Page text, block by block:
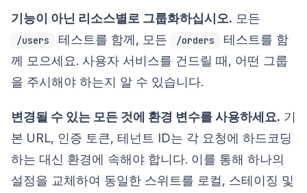
기능이 아닌 리소스별로 그룹화하십시오. 모든
/users 테스트를 함께, 모든 /orders
테스트를 함
께 모으세요. 사용자 서비스를 건드릴 때, 어떤 그룹
을 주시해야 하는지 알 수 있습니다.
변경될 수 있는 모든 것에 환경 변수를 사용하세요. 기
본 URL, 인증 토큰, 테넌트 ID는 각 요청에 하드코딩
하는 대신 환경에 속해야 합니다. 이를 통해 하나의
설정을 교체하여 동일한 스위트를 로컬, 스테이징 및